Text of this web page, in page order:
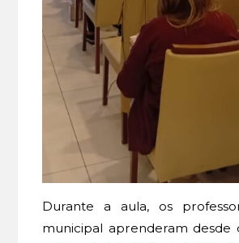
Durante a aula, os
municipal aprenderam desde